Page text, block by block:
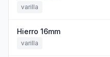
varilla
Hierro 16mm
varilla